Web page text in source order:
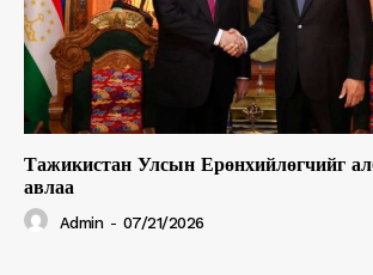
Тажикистан Улсын Ерөнхийлөгчийг
авлаа
Admin - 07/21/2026